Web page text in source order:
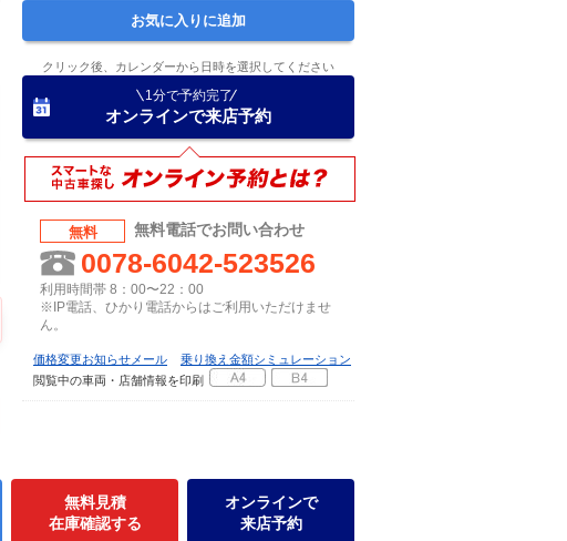
お気に入りに追加
クリック後、カレンダーから日時を選択してください
1分で予約完了
オンラインで来店予約
無料 無料電話でお問い合わせ
0078-6042-523526
利用時間帯 8：00〜22：00
※IP電話、ひかり電話からはご利用いただけませ
ん。
価格変更お知らせメール
乗り換え金額シミュレーション
閲覧中の車両・店舗情報を印刷
無料見積
在庫確認する
オンラインで
来店予約